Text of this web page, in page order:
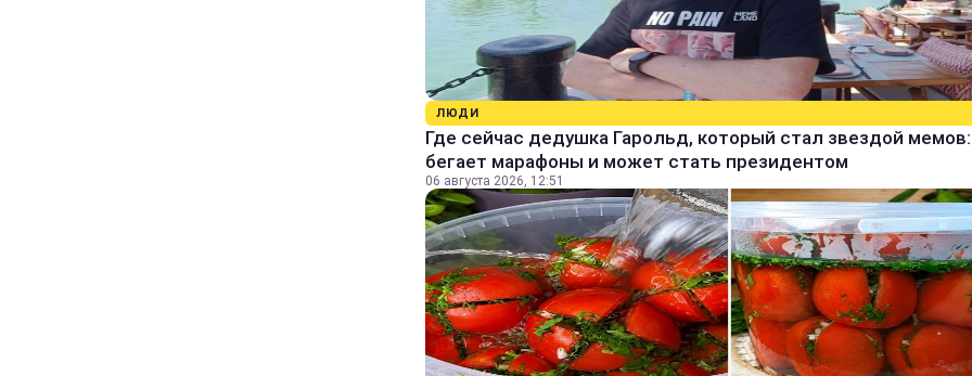
ЛЮДИ
Где сейчас дедушка Гарольд, который стал звездой мемов:
бегает марафоны и может стать президентом
06 августа 2026, 12:51